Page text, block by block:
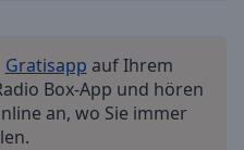
Gratisapp auf Ihrem
Box-App und hören
an, wo Sie immer